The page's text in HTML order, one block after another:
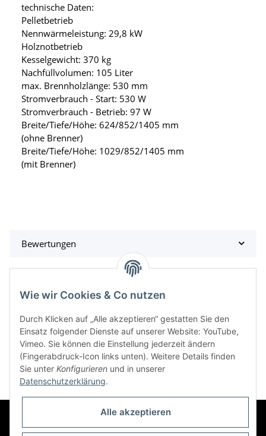
technische Daten:
Pelletbetrieb
Nennwärmeleistung: 29,8 kW
Holznotbetrieb
Kesselgewicht: 370 kg
Nachfüllvolumen: 105 Liter
max. Brennholzlänge: 530 mm
Stromverbrauch - Start: 530 W
Stromverbrauch - Betrieb: 97 W
Breite/Tiefe/Höhe: 624/852/1405 mm
(ohne Brenner)
Breite/Tiefe/Höhe: 1029/852/1405 mm
(mit Brenner)
Bewertungen
Kategorien
Informationen
Wie wir Cookies & Co nutzen
Durch Klicken auf „Alle akzeptieren“ gestatten Sie den
Einsatz folgender Dienste auf unserer Website: YouTube,
Vimeo. Sie können die Einstellung jederzeit ändern
(Fingerabdruck-Icon links unten). Weitere Details finden
Sie unter Konfigurieren und in unserer
Datenschutzerklärung.
Alle akzeptieren